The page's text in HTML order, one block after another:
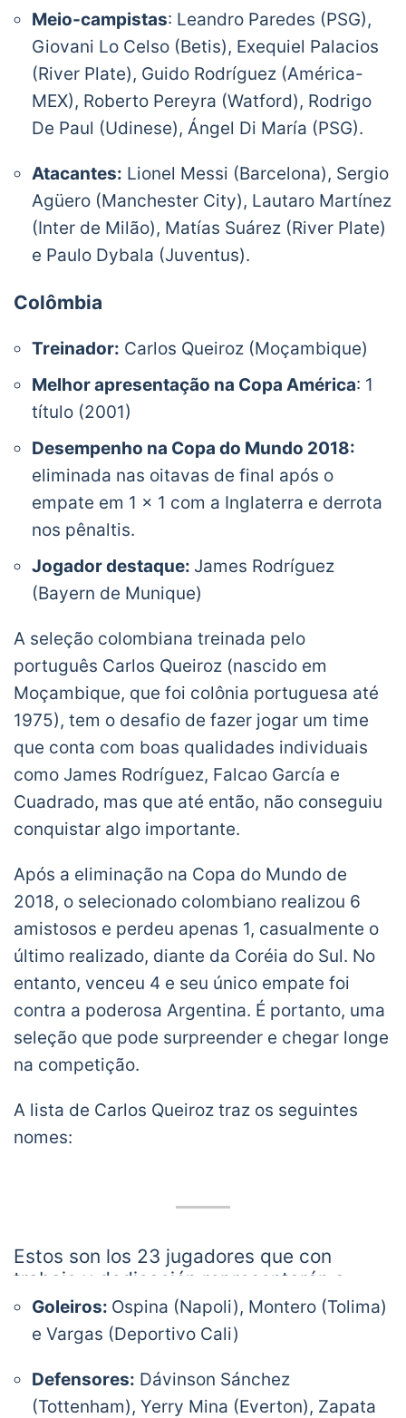
Meio-campistas: Leandro Paredes (PSG),
Giovani Lo Celso (Betis), Exequiel Palacios
(River Plate), Guido Rodríguez (América-
MEX), Roberto Pereyra (Watford), Rodrigo
De Paul (Udinese), Ángel Di María (PSG).
Atacantes: Lionel Messi (Barcelona), Sergio
Agüero (Manchester City), Lautaro Martínez
(Inter de Milão), Matías Suárez (River Plate)
e Paulo Dybala (Juventus).
Colômbia
Treinador: Carlos Queiroz (Moçambique)
Melhor apresentação na Copa América: 1
título (2001)
Desempenho na Copa do Mundo 2018:
eliminada nas oitavas de final após o
empate em 1 x 1 com a Inglaterra e derrota
nos pênaltis.
Jogador destaque: James Rodríguez
(Bayern de Munique)
A seleção colombiana treinada pelo
português Carlos Queiroz (nascido em
Moçambique, que foi colônia portuguesa até
1975), tem o desafio de fazer jogar um time
que conta com boas qualidades individuais
como James Rodríguez, Falcao García e
Cuadrado, mas que até então, não conseguiu
conquistar algo importante.
Após a eliminação na Copa do Mundo de
2018, o selecionado colombiano realizou 6
amistosos e perdeu apenas 1, casualmente o
último realizado, diante da Coréia do Sul. No
entanto, venceu 4 e seu único empate foi
contra a poderosa Argentina. É portanto, uma
seleção que pode surpreender e chegar longe
na competição.
A lista de Carlos Queiroz traz os seguintes
nomes:
Estos son los 23 jugadores que con
trabajo y dedicación representarán a
Colombia en la @CopaAmérica Brasil
2019.
#TrabajamosPorUnSueño
eLaGente pic.twitter.com/uAjfjTBJTK
— Selección Colombia (@FCFSeleccionCol)
May 30, 2019
Goleiros: Ospina (Napoli), Montero (Tolima)
e Vargas (Deportivo Cali)
Defensores: Dávinson Sánchez
(Tottenham), Yerry Mina (Everton), Zapata